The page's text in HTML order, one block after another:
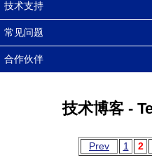
技术支持
常见问题
合作伙伴
技术博客 -
Prev 1 2